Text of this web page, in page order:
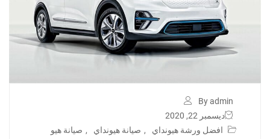
By admin
ديسمبر 22, 2020
افضل ورشة هيونداي
, صيانة هيونداي , صيانة هيو